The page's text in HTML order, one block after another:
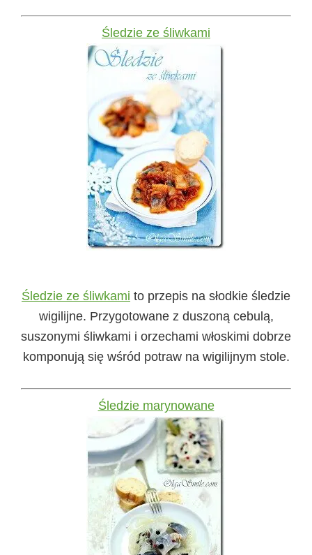
Śledzie ze śliwkami
Śledzie ze śliwkami to przepis na słodkie śledzie
wigilijne. Przygotowane z duszoną cebulą,
suszonymi śliwkami i orzechami włoskimi dobrze
komponują się wśród potraw na wigilijnym stole.
Śledzie marynowane